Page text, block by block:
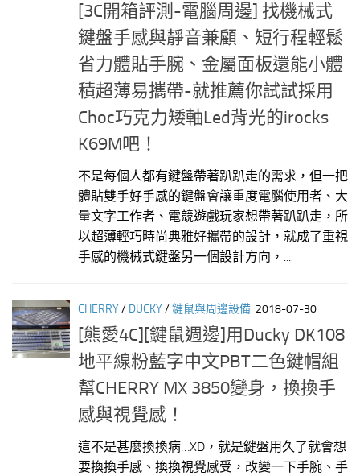
[3C開箱評測-電腦周邊] 找機械式
鍵盤手感與靜音兼顧、短行程輕鬆
省力體貼手腕、金屬面板還能小體
積超薄易攜帶-就推薦你試試採用
Choc巧克力矮軸Led背光的irocks
K69M吧！
不是每個人都有鍵盤帶著趴趴走的需求，但一把
體貼雙手好手感的鍵盤會讓重度電腦使用者、大
量文字工作者、電競遊戲玩家想帶著趴趴走，所
以超薄輕巧時尚典雅好攜帶的設計，就成了重視
手感的機械式鍵盤另一個設計方向，...
CHERRY/ DUCKY/鍵鼠與周邊設備 2018-07-30
[熊愛4C][鍵鼠週邊]用Ducky DK108
地平線粉藍字中文PBT二色鍵帽組
幫CHERRY MX 3850變身，換換手
感與視覺感！
這不是甚麼換換病…XD，就是鍵盤用久了就會想
要換換手感、換換視覺感受，改變一下手腕、手